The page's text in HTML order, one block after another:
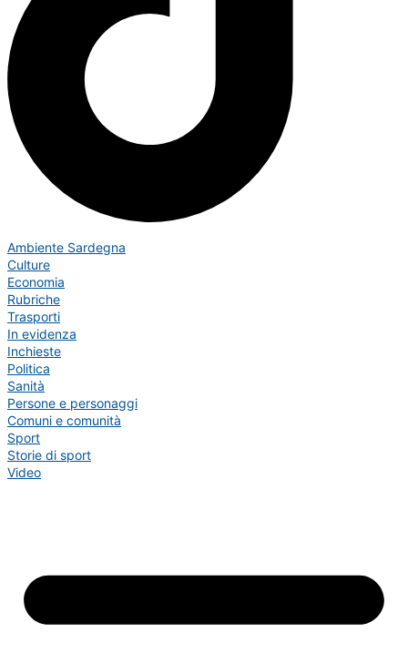
Ambiente Sardegna
Culture
Economia
Rubriche
Trasporti
In evidenza
Inchieste
Politica
Sanità
Persone e personaggi
Comuni e comunità
Sport
Storie di sport
Video